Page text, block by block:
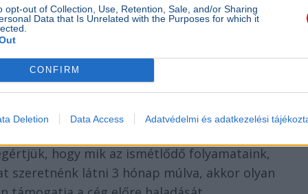
opt-out of Collection, Use, Retention, Sale, and/or Sharing
Data that Is Unrelated with the Purposes for which it
CONFIRM
Deletion Data Access Adatvédelmi és adatkezelési
bármit meg tudjon valósítani - de pont
sok beállítás. Ezért javasoljuk, hogy még a
1-2 hetet egy átgondolt workspace
hogy mik az ismétlődő folyamataink,
szeretnénk látni 3 hónap múlva, akkor olyan